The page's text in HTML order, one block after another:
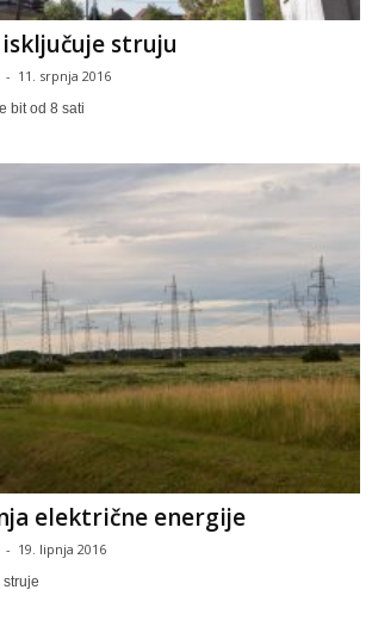
struju
- 11. srpnja 2016
bit od 8 sati
električne energije
- 19. lipnja 2016